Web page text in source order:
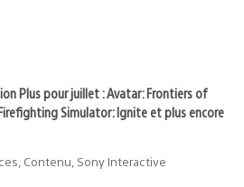
Plus pour juillet : Avatar: Frontiers of
Simulator: Ignite et plus encore
Contenu, Sony Interactive